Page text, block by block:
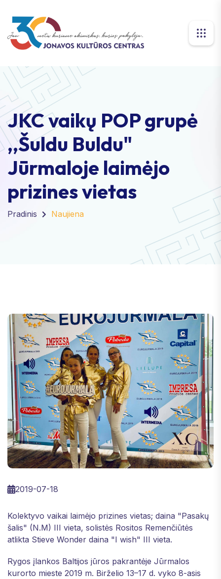
JKC vaikų POP grupė
,,Šuldu Buldu"
Jūrmaloje laimėjo
prizines vietas
Pradinis Naujiena
2019-07-18
Kolektyvo vaikai laimėjo prizines vietas; daina "Pasakų
šalis" (N.M) III vieta, solistės Rositos Remenčiūtės
atlikta Stieve Wonder daina "I wish" III vieta.
Rygos įlankos Baltijos jūros pakrantėje Jūrmalos
kurorto mieste 2019 m. Birželio 13–17 d. vyko 8-asis